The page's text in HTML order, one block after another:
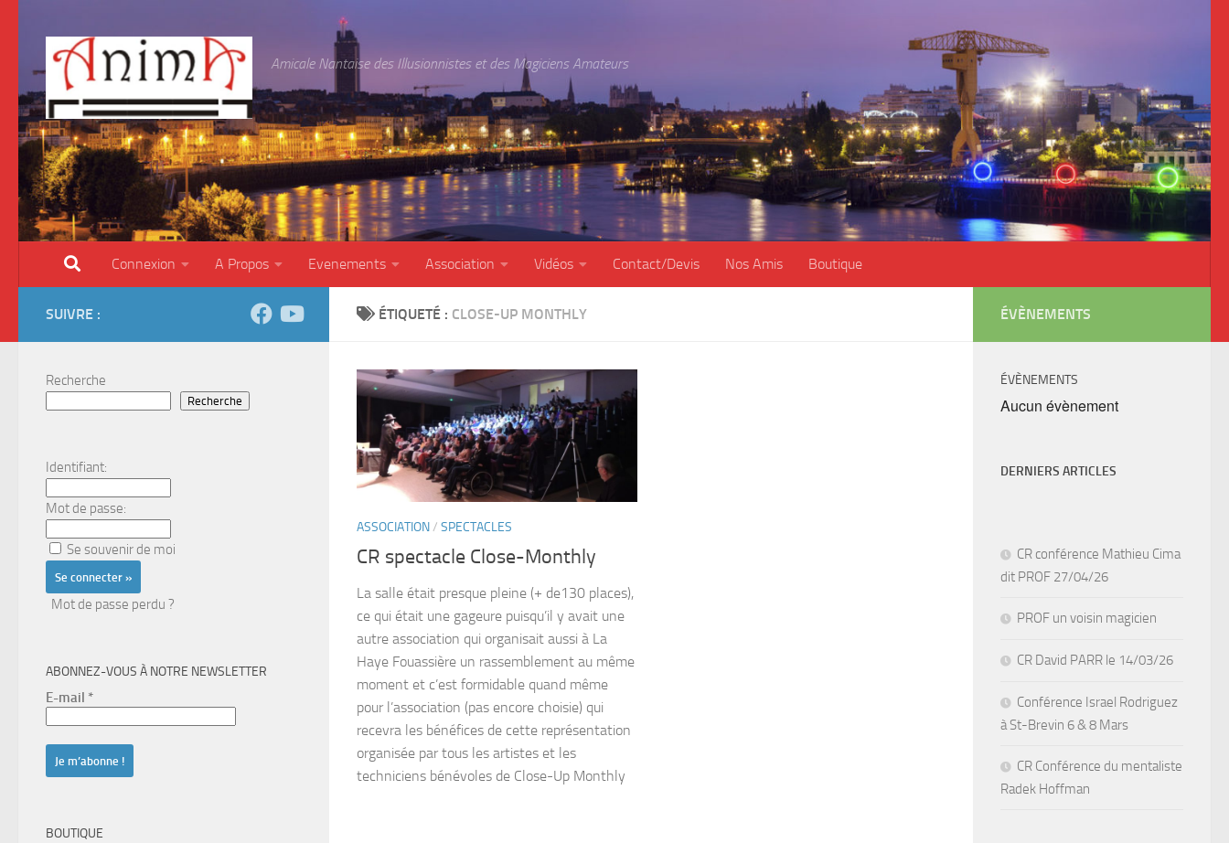
Amicale Nantaise des Illusionnistes et des Magiciens Amateurs
Connexion A Propos Evenements Association Vidéos Contact/Devis Nos Amis Boutique
ÉTIQUETÉ : CLOSE-UP MONTHLY
ASSOCIATION/ SPECTACLES
CR spectacle Close-Monthly
La salle était presque pleine (+ de130 places),
ce qui était une gageure puisqu’il y avait une
autre association qui organisait aussi à La
Haye Fouassière un rassemblement au même
moment et c’est formidable quand même
pour l’association (pas encore choisie) qui
recevra les bénéfices de cette représentation
organisée par tous les artistes et les
techniciens bénévoles de Close-Up Monthly
SUIVRE :
Recherche
Recherche
Identifiant:
Mot de passe:
Se souvenir de moi
Mot de passe perdu ?
ABONNEZ-VOUS À NOTRE NEWSLETTER
E-mail *
BOUTIQUE
ÉVÈNEMENTS
ÉVÈNEMENTS
Aucun évènement
DERNIERS ARTICLES
CR conférence Mathieu Cima
dit PROF 27/04/26
PROF un voisin magicien
CR David PARR le 14/03/26
Conférence Israel Rodriguez
à St-Brevin 6 & 8 Mars
CR Conférence du mentaliste
Radek Hoffman